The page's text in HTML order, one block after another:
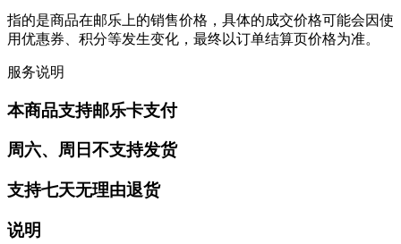
指的是商品在邮乐上的销售价格，具体的成交价格可能会因使
用优惠券、积分等发生变化，最终以订单结算页价格为准。
服务说明
本商品支持邮乐卡支付
周六、周日不支持发货
支持七天无理由退货
说明